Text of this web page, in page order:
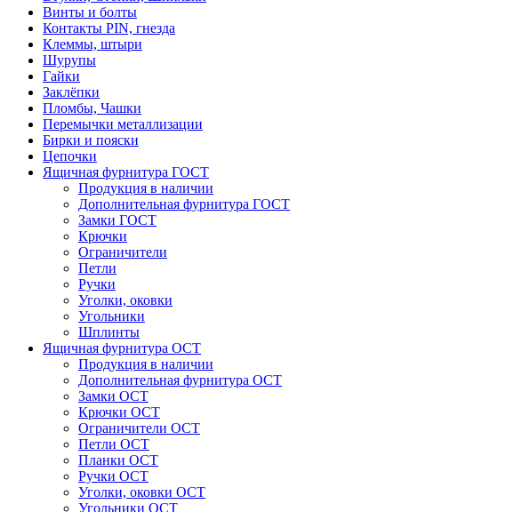
Винты и болты
Контакты PIN, гнезда
Клеммы, штыри
Шурупы
Гайки
Заклёпки
Пломбы, Чашки
Перемычки металлизации
Бирки и пояски
Цепочки
Ящичная фурнитура ГОСТ
Продукция в наличии
Дополнительная фурнитура ГОСТ
Замки ГОСТ
Крючки
Ограничители
Петли
Ручки
Уголки, оковки
Угольники
Шплинты
Ящичная фурнитура ОСТ
Продукция в наличии
Дополнительная фурнитура ОСТ
Замки ОСТ
Крючки ОСТ
Ограничители ОСТ
Петли ОСТ
Планки ОСТ
Ручки ОСТ
Уголки, оковки ОСТ
Угольники ОСТ